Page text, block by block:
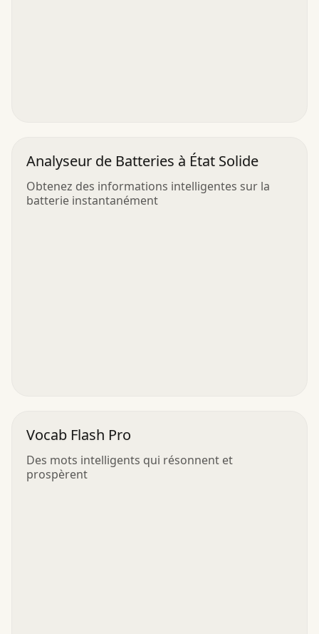
Analyseur de Batteries à État Solide
Obtenez des informations intelligentes sur la
batterie instantanément
Vocab Flash Pro
Des mots intelligents qui résonnent et
prospèrent